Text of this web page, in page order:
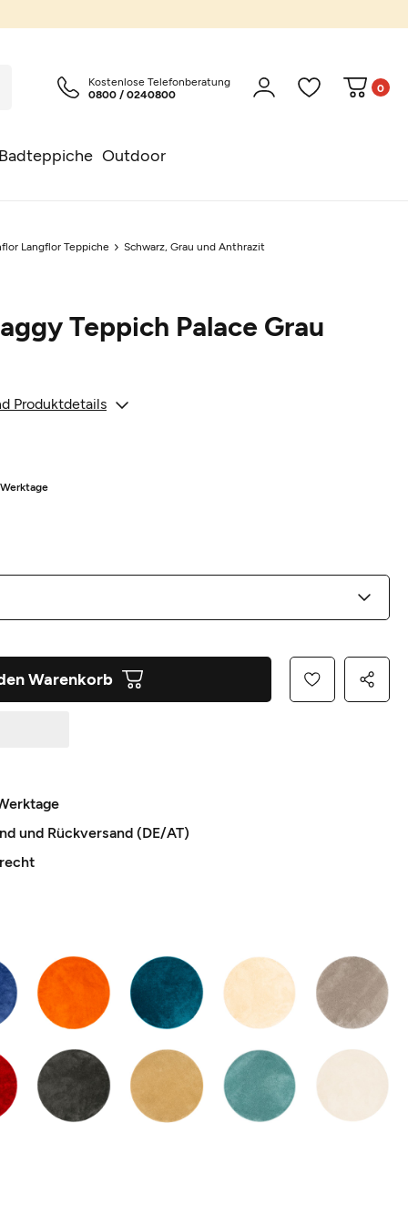
Outdoor
Kostenlose Telefonberatung
0800 / 0240800
0
Langflor Teppiche Schwarz, Grau und Anthrazit
Teppich Palace Grau
Produktdetails
Warenkorb
und Rückversand (DE/AT)